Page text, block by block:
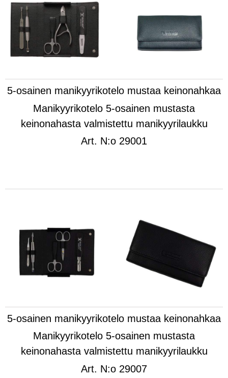
5-osainen manikyyrikotelo mustaa keinonahkaa
Manikyyrikotelo 5-osainen mustasta
keinonahasta valmistettu manikyyrilaukku
Art. N:o 29001
5-osainen manikyyrikotelo mustaa keinonahkaa
Manikyyrikotelo 5-osainen mustasta
keinonahasta valmistettu manikyyrilaukku
Art. N:o 29007